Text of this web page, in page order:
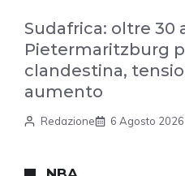
Sudafrica: oltre 30
Pietermaritzburg
clandestina,
aumento
Redazione 6 Agosto 2026